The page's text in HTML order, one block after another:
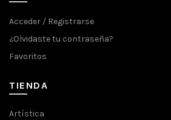
Acceder / Registrarse
¿Olvidaste tu contraseña?
Favoritos
TIENDA
Artística